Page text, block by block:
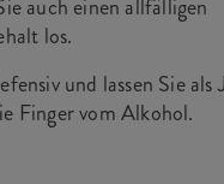
auch einen allfälligen
los.
und lassen Sie als
Finger vom Alkohol.